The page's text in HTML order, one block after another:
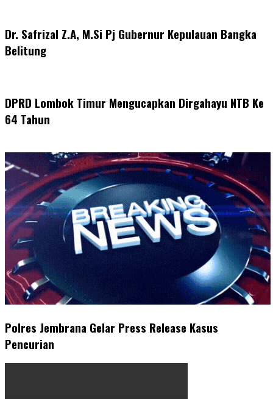
Dr. Safrizal Z.A, M.Si Pj Gubernur Kepulauan Bangka
Belitung
DPRD Lombok Timur Mengucapkan Dirgahayu NTB Ke
64 Tahun
Polres Jembrana Gelar Press Release Kasus
Pencurian